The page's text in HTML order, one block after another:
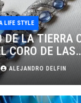
LIFE STYLE
DE LA TIERRA
CORO DE LAS
NUEVA
ALEJANDRO DELFIN